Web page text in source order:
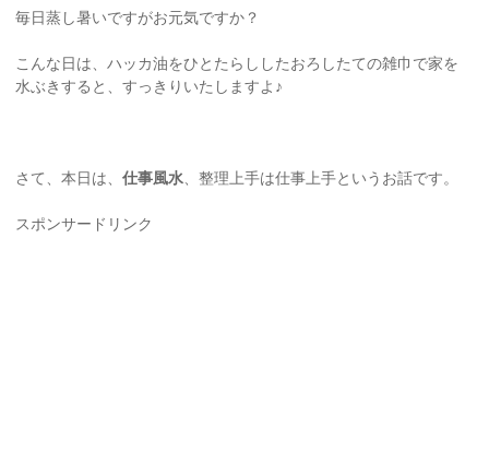
毎日蒸し暑いですがお元気ですか？
こんな日は、ハッカ油をひとたらししたおろしたての雑巾で家を
水ぶきすると、すっきりいたしますよ♪
さて、本日は、仕事風水、整理上手は仕事上手というお話です。
スポンサードリンク